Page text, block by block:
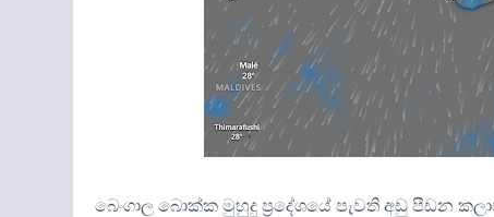
බෙංගාල බොක්ක මුහුදු ප්‍රදේශයේ පැවති අඩු පීඩන